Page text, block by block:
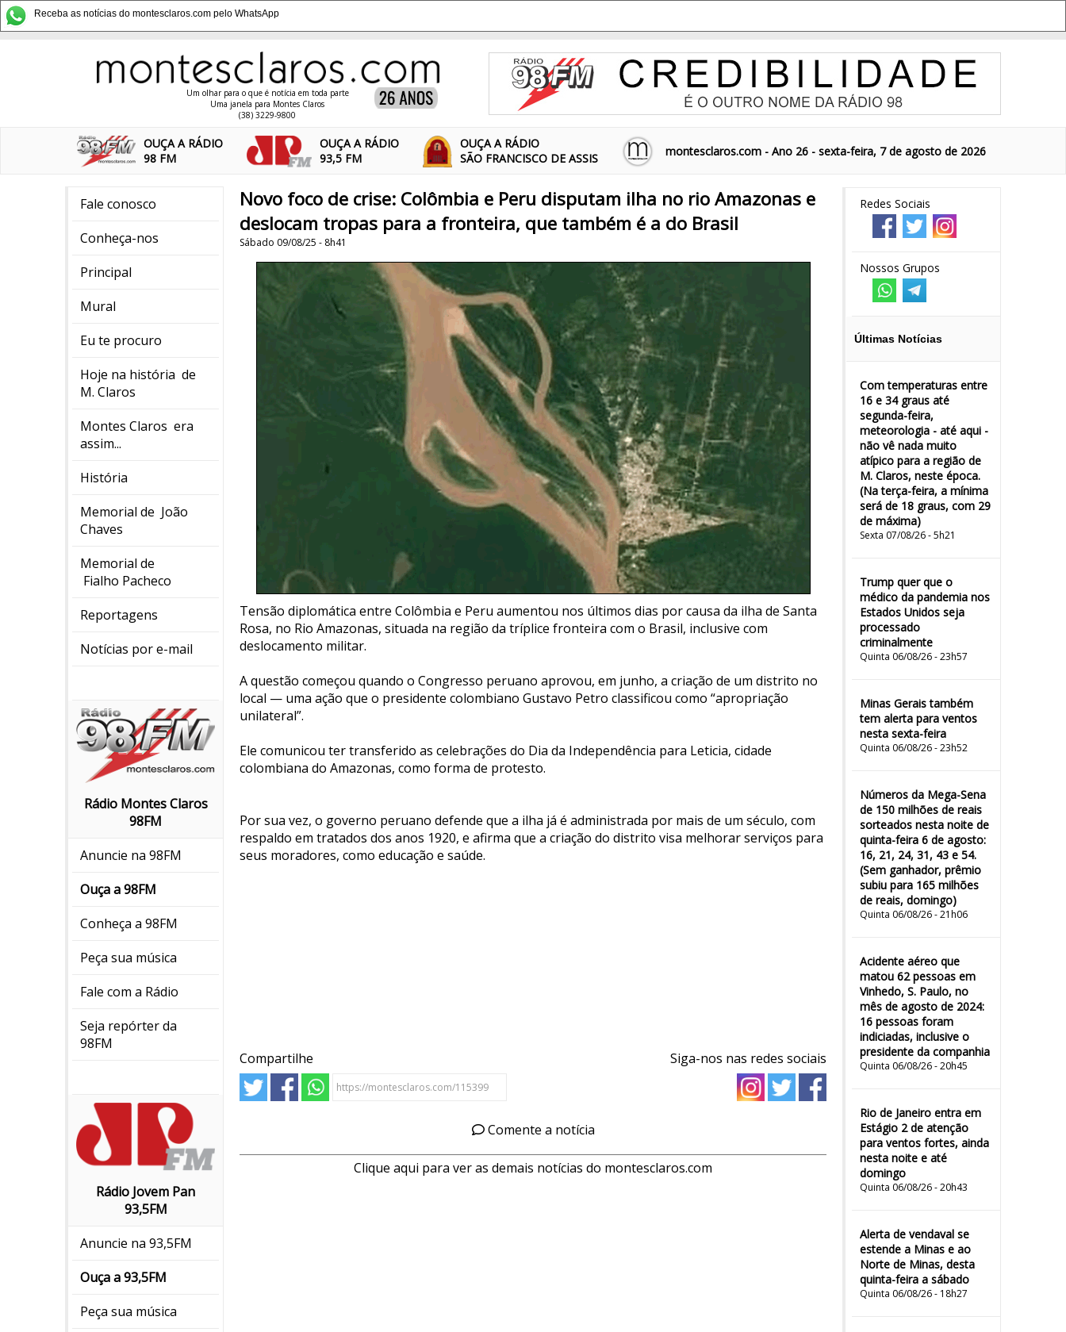
Receba as notícias do montesclaros.com pelo WhatsApp
Um olhar para o que é notícia em toda parte
Uma janela para Montes Claros
(38) 3229-9800
OUÇA A RÁDIO
98 FM
OUÇA A RÁDIO
93,5 FM
OUÇA A RÁDIO
SÃO FRANCISCO DE ASSIS
montesclaros.com - Ano 26 - sexta-feira, 7 de agosto de 2026
Fale conosco
Conheça-nos
Principal
Mural
Eu te procuro
Hoje na história de
M. Claros
Montes Claros era
assim...
História
Memorial de João
Chaves
Memorial de
Fialho Pacheco
Reportagens
Notícias por e-mail
Rádio Montes Claros
98FM
Anuncie na 98FM
Ouça a 98FM
Conheça a 98FM
Peça sua música
Fale com a Rádio
Seja repórter da
98FM
Rádio Jovem Pan
93,5FM
Anuncie na 93,5FM
Ouça a 93,5FM
Peça sua música
Redes Sociais
Nossos Grupos
Últimas Notícias
Com temperaturas entre
16 e 34 graus até
segunda-feira,
meteorologia - até aqui -
não vê nada muito
atípico para a região de
M. Claros, neste época.
(Na terça-feira, a mínima
será de 18 graus, com 29
de máxima)
Sexta 07/08/26 - 5h21
Trump quer que o
médico da pandemia nos
Estados Unidos seja
processado
criminalmente
Quinta 06/08/26 - 23h57
Minas Gerais também
tem alerta para ventos
nesta sexta-feira
Quinta 06/08/26 - 23h52
Números da Mega-Sena
de 150 milhões de reais
sorteados nesta noite de
quinta-feira 6 de agosto:
16, 21, 24, 31, 43 e 54.
(Sem ganhador, prêmio
subiu para 165 milhões
de reais, domingo)
Quinta 06/08/26 - 21h06
Acidente aéreo que
matou 62 pessoas em
Vinhedo, S. Paulo, no
mês de agosto de 2024:
16 pessoas foram
indiciadas, inclusive o
presidente da companhia
Quinta 06/08/26 - 20h45
Rio de Janeiro entra em
Estágio 2 de atenção
para ventos fortes, ainda
nesta noite e até
domingo
Quinta 06/08/26 - 20h43
Alerta de vendaval se
estende a Minas e ao
Norte de Minas, desta
quinta-feira a sábado
Quinta 06/08/26 - 18h27
Novo foco de crise: Colômbia e Peru disputam ilha no rio Amazonas e
deslocam tropas para a fronteira, que também é a do Brasil
Sábado 09/08/25 - 8h41
Tensão diplomática entre Colômbia e Peru aumentou nos últimos dias por causa da ilha de Santa
Rosa, no Rio Amazonas, situada na região da tríplice fronteira com o Brasil, inclusive com
deslocamento militar.
A questão começou quando o Congresso peruano aprovou, em junho, a criação de um distrito no
local — uma ação que o presidente colombiano Gustavo Petro classificou como “apropriação
unilateral”.
Ele comunicou ter transferido as celebrações do Dia da Independência para Leticia, cidade
colombiana do Amazonas, como forma de protesto.
Por sua vez, o governo peruano defende que a ilha já é administrada por mais de um século, com
respaldo em tratados dos anos 1920, e afirma que a criação do distrito visa melhorar serviços para
seus moradores, como educação e saúde.
Compartilhe Siga-nos nas redes sociais
Comente a notícia
Clique aqui para ver as demais notícias do montesclaros.com